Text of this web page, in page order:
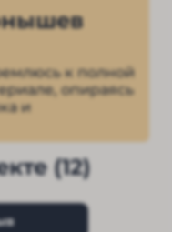
к полной
опираясь
и
(12)